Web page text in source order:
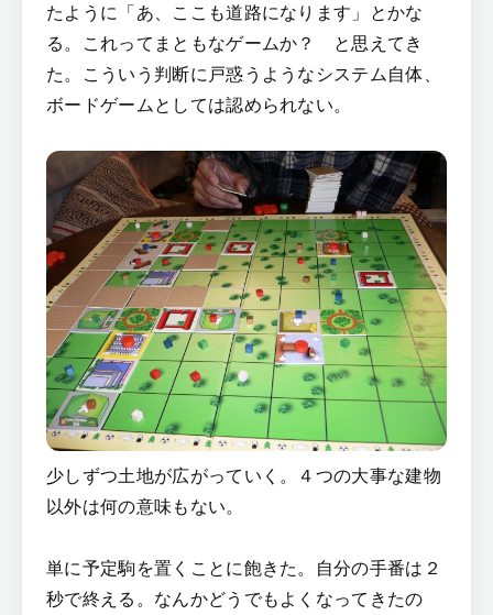
たように「あ、ここも道路になります」とかな
る。これってまともなゲームか？ と思えてき
た。こういう判断に戸惑うようなシステム自体、
ボードゲームとしては認められない。
少しずつ土地が広がっていく。４つの大事な建物
以外は何の意味もない。
単に予定駒を置くことに飽きた。自分の手番は２
秒で終える。なんかどうでもよくなってきたの